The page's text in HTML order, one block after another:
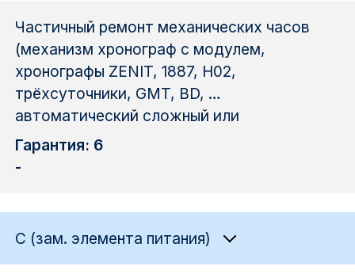
Частичный ремонт механических часов
(механизм хронограф с модулем,
хронографы ZENIT, 1887, H02,
трёхсуточники, GMT, BD, …
автоматический сложный или
Гарантия: 6
-
C (зам. элемента питания)